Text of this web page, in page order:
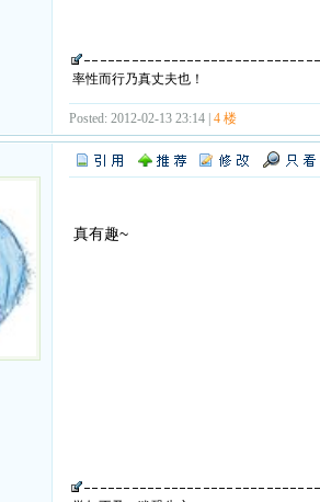
率性而行乃真丈夫也！
Posted: 2012-02-13 23:14 | 4 楼
真有趣~